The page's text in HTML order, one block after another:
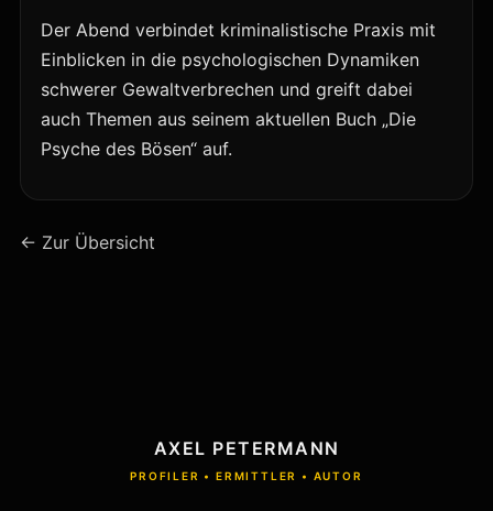
Der Abend verbindet kriminalistische Praxis mit
Einblicken in die psychologischen Dynamiken
schwerer Gewaltverbrechen und greift dabei
auch Themen aus seinem aktuellen Buch „Die
Psyche des Bösen“ auf.
← Zur Übersicht
AXEL PETERMANN
PROFILER • ERMITTLER • AUTOR